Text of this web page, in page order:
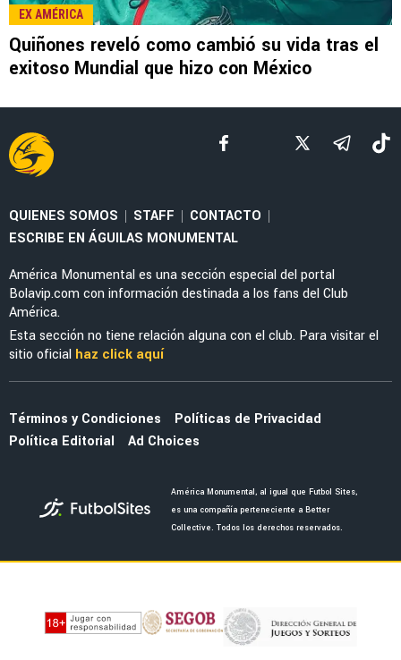
LEE TAMBIÉN
SELECCIÓN MEXICANA
Julián Quiñones habló de su polémica salida
ante Inglaterra